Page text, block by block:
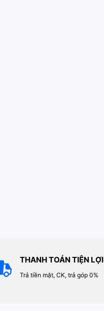
THANH TOÁN TIỆN LỢI
Trả tiền mặt, CK, trả góp 0%